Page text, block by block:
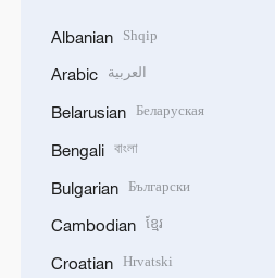
Albanian Shqip
Arabic العربية
Belarusian Беларуская
Bengali বাংলা
Bulgarian Български
Cambodian ខ្មែរ
Croatian Hrvatski